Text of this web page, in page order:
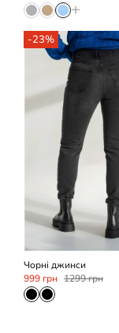
+
-23%
38
Чорні джинси
999 грн 1299 грн